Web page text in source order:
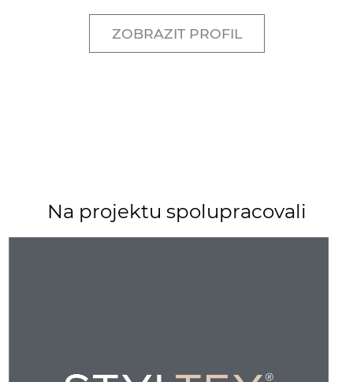
ZOBRAZIT PROFIL
Na projektu spolupracovali